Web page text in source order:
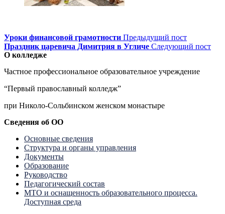
Уроки финансовой грамотности Предыдущий пост
Праздник царевича Димитрия в Угличе Следующий пост
О колледже
Частное профессиональное образовательное учреждение
“Первый православный колледж”
при Николо-Сольбинском женском монастыре
Сведения об ОО
Основные сведения
Структура и органы управления
Документы
Образование
Руководство
Педагогический состав
МТО и оснащенность образовательного процесса.
Доступная среда